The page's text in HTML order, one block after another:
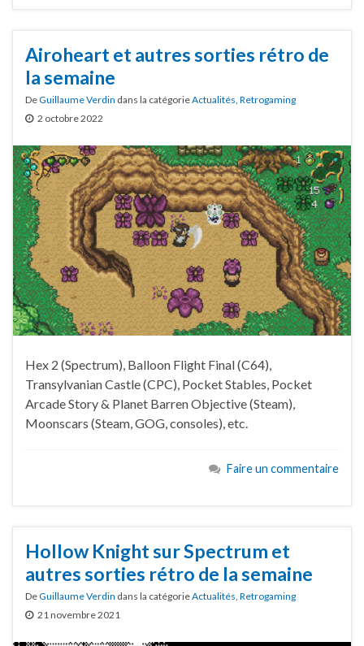
Airoheart et autres sorties rétro de
la semaine
DeGuillaume Verdin dans la catégorieActualités Retrogaming
2 octobre 2022
Hex 2 (Spectrum), Balloon Flight Final (C64),
Transylvanian Castle (CPC), Pocket Stables, Pocket
Arcade Story & Planet Barren Objective (Steam),
Moonscars (Steam, GOG, consoles), etc.
Faire un commentaire
Hollow Knight sur Spectrum et
autres sorties rétro de la semaine
DeGuillaume Verdin dans la catégorieActualités Retrogaming
21 novembre 2021